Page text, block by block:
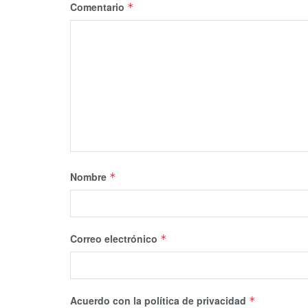
Comentario *
Nombre *
Correo electrónico *
Acuerdo con la política de privacidad *